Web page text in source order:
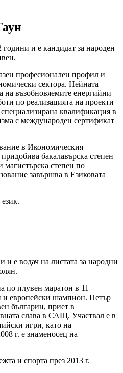
и е кандидат за народен
професионален профил и
сектора. Нейната
на възобновяемите енергийни
по реализацията на проекти
квалификация в
с международен сертификат
в Икономическия
бакалавърска степен
магистърска степен по
завършва в Езиковата
е водач на листата за народни
по плувен маратон в 11
и европейски шампион. Петър
българин, приет в
слава в САЩ. Участвал е в
игри, като на
г. е знаменосец на
и спорта през 2013 г.